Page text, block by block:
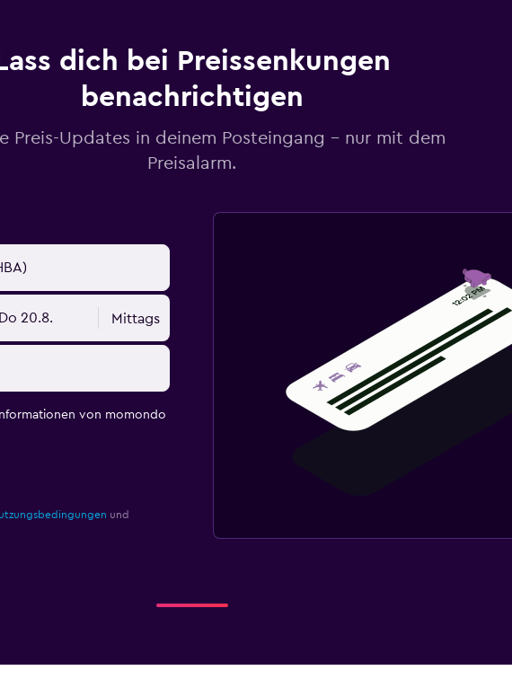
Lass dich bei Preissenkungen
benachrichtigen
Preis-Updates in deinem Posteingang – nur mit dem
Preisalarm.
Do 20.8. Mittags
von momondo
und